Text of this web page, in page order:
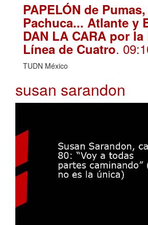
PAPELÓN de
Pachuca... Atlante y
DAN LA CARA por la
Línea de Cuatro.
TUDN México
susan sarandon